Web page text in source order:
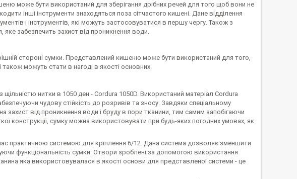
може бути використаний для зберігання дрібних речей для того щоб вони не
інші інструменти знаходяться поза сітчастого кишені. Дане відділення
і інструментів, які можуть застосовуватися в першу чергу. Також з
яке забезпечить захист від проникнення води.
стороні сумки. Представлений кишеню може бути використаний для того,
можуть стати в нагоді в якості основних.
нитки в 1050 ден - Cordura 1050D. Використаний матеріал Cordura
чудову стійкість до розривів та зносу. Завдяки спеціальному
захист від проникнення води і бруду в пори тканини, тим самим запобігаючи
конструкції, сумку можна використовувати при будь-яких погодних умовах, як
практичною системою для кріплення 6/12. Дана система дозволяє зменшити
функціональність сумки. Отвори зроблені за допомогою використання
яка використовувалася в якості основи для представленої системи - це